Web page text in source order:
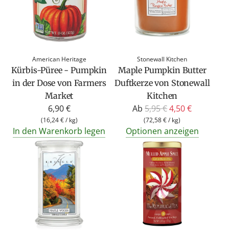
American Heritage
Kürbis-Püree - Pumpkin
in der Dose von Farmers
Market
6,90 €
(16,24 €/ kg)
In den Warenkorb legen
Stonewall Kitchen
Maple Pumpkin Butter
Duftkerze von Stonewall
Kitchen
Ab R
e
g
u
l
ä
r
e
r
P
5,95 €4,50 €
(72,58 €/ kg)
Optionen anzeigen